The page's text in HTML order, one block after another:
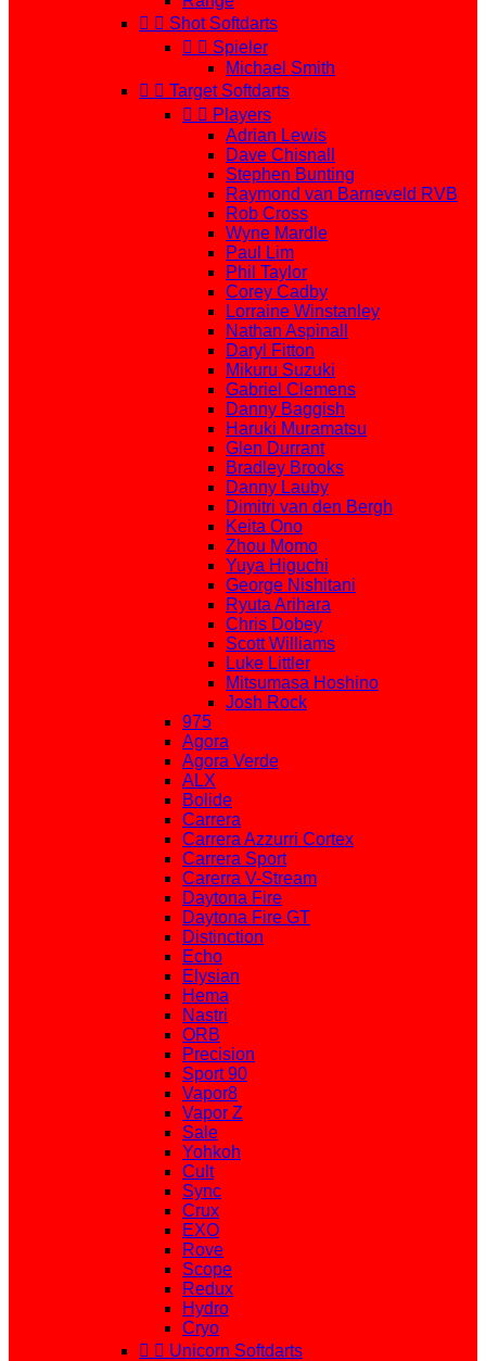
  Shot Softdarts
  Spieler
Michael Smith
  Target Softdarts
  Players
Adrian Lewis
Dave Chisnall
Stephen Bunting
Raymond van Barneveld RVB
Rob Cross
Wyne Mardle
Paul Lim
Phil Taylor
Corey Cadby
Lorraine Winstanley
Nathan Aspinall
Daryl Fitton
Mikuru Suzuki
Gabriel Clemens
Danny Baggish
Haruki Muramatsu
Glen Durrant
Bradley Brooks
Danny Lauby
Dimitri van den Bergh
Keita Ono
Zhou Momo
Yuya Higuchi
George Nishitani
Ryuta Arihara
Chris Dobey
Scott Williams
Luke Littler
Mitsumasa Hoshino
Josh Rock
975
Agora
Agora Verde
ALX
Bolide
Carrera
Carrera Azzurri Cortex
Carrera Sport
Carerra V-Stream
Daytona Fire
Daytona Fire GT
Distinction
Echo
Elysian
Hema
Nastri
ORB
Precision
Sport 90
Vapor8
Vapor Z
Sale
Yohkoh
Cult
Sync
Crux
EXO
Rove
Scope
Redux
Hydro
Cryo
  Unicorn Softdarts